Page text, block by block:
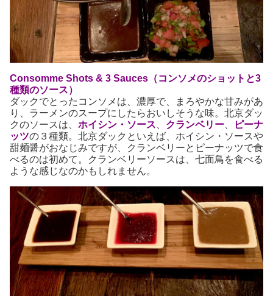
Consomme Shots & 3 Sauces（コンソメのショットと3
種類のソース）
ダックでとったコンソメは、濃厚で、まろやかな甘みがあ
り、ラーメンのスープにしたらおいしそうな味。北京ダッ
クのソースは、 ホイシン・ソース クランベリー
ピーナ
ッツの３種類。北京ダックといえば、ホイシン・ソースや
甜麺醤がおなじみですが、クランベリーとピーナッツで食
べるのは初めて。クランベリーソースは、七面鳥を食べる
ような感じなのかもしれません。